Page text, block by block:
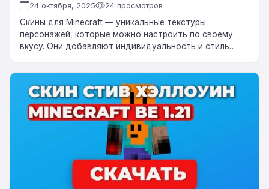
24 октября, 2025 24 просмотров
Скины для Minecraft — уникальные текстуры
персонажей, которые можно настроить по своему
вкусу. Они добавляют индивидуальность и стиль
неповторимым. Скачать Хэллоуинская девочка…
Хэллоуинский
Стив
Скин